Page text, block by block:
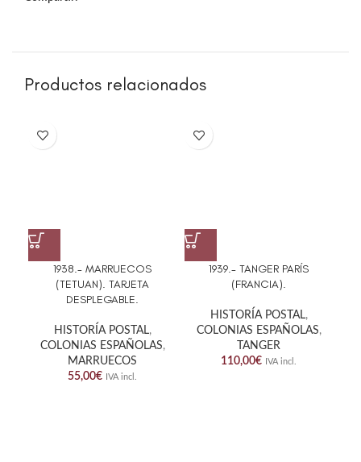
Productos relacionados
1938.- MARRUECOS
(TETUAN). TARJETA
DESPLEGABLE.
HISTORÍA POSTAL,
COLONIAS ESPAÑOLAS,
MARRUECOS
55,00€ IVA incl.
1939.- TANGER PARÍS
(FRANCIA).
HISTORÍA POSTAL,
COLONIAS ESPAÑOLAS,
TANGER
110,00€ IVA incl.